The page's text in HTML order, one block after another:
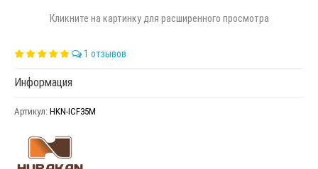
Кликните на картинку для расширенного просмотра
1 отзывов
Информация
Артикул: HKN-ICF35M